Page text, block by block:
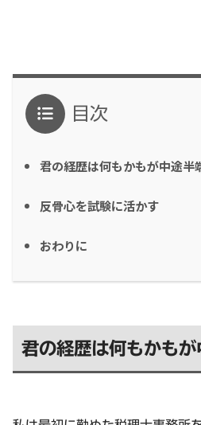
目次
君の経歴は何もかもが中途半
反骨心を試験に活かす
おわりに
君の経歴は何もかも